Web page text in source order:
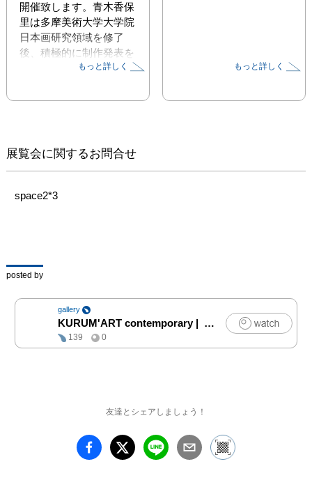
開催致します。青木香保
里は多摩美術大学大学院
日本画研究領域を修了
後、積極的に制作発表を
続けています。space2*3
が、今回もいつもの青木
つの表現をお楽しみ下さ
い。以下は青木香保里か
らのステートメントで
も言えるでしょう。自ら
をとりまく世界の中に、
当たり前にあるささやか
で見落としがちな「壊れ
やすいもの」に私は価値
を見いだしながら、私は
もっと詳しく もっと詳しく
展覧会に関するお問合せ
space2*3
posted by
gallery
KURUM'ART contemporary|
アート
139
0
友達とシェアしましょう！